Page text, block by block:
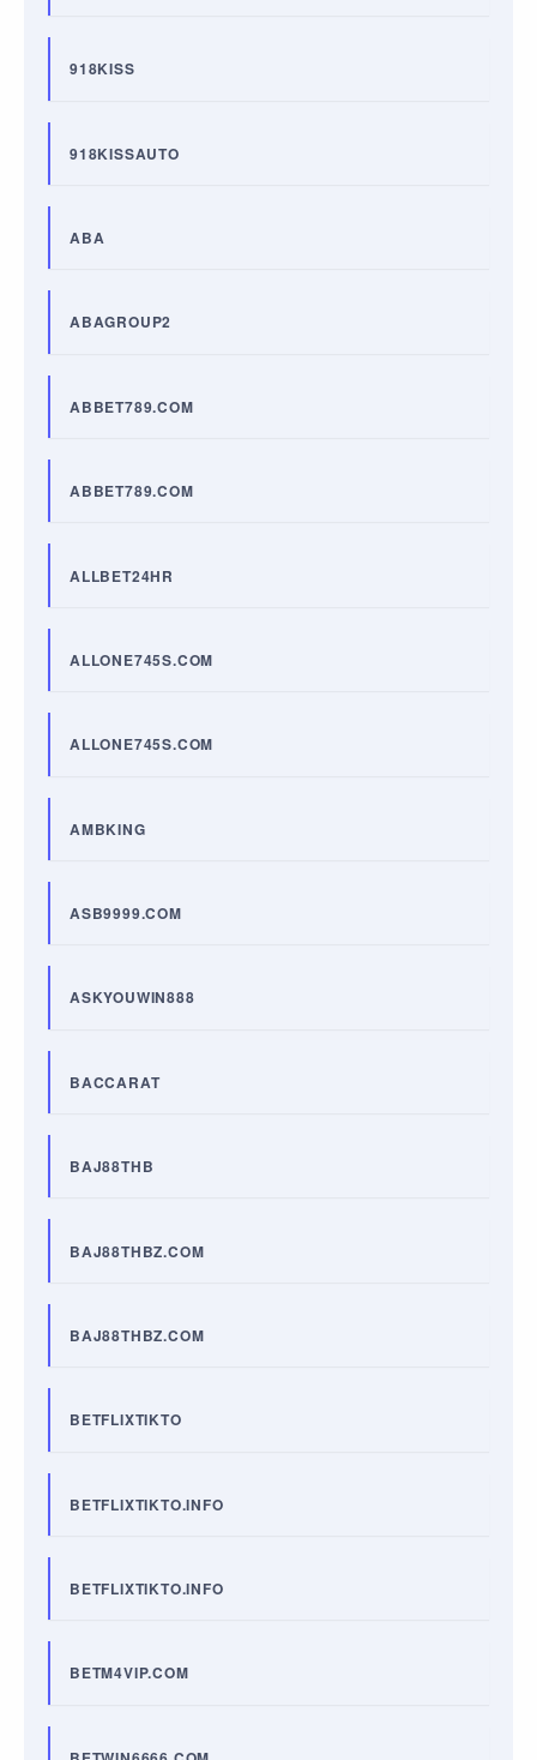
918KISS
918KISSAUTO
ABA
ABAGROUP2
ABBET789.COM
ABBET789.COM
ALLBET24HR
ALLONE745S.COM
ALLONE745S.COM
AMBKING
ASB9999.COM
ASKYOUWIN888
BACCARAT
BAJ88THB
BAJ88THBZ.COM
BAJ88THBZ.COM
BETFLIXTIKTO
BETFLIXTIKTO.INFO
BETFLIXTIKTO.INFO
BETM4VIP.COM